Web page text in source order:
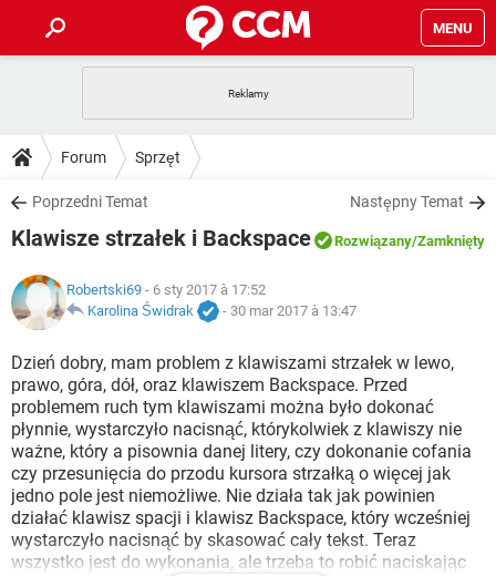
MENU
GRY
SPOTIFY
INSTAGRAM FACEBOOK
WINDOWS 10
PORADY
PlayStation
INSTAGRAM FACEBOOK
WINDOWS 10
DO POBRANIA
ANDROID TIKTOK
GRY
IOS NETFLIX
INSTAGRAM FACEBOOK
WINDOWS 10
COVID-19 TIKTOK
GRY
SPOTIFY NETFLIX
INSTAGRAM FACEBOOK
WINDOWS 10
ARTYKUŁY
COVID-19 TIKTOK
GRY WHATSAPP
SPOTIFY NETFLIX
FACEBOOK
WINDOWS 10
Forum Sprzęt
Poprzedni Temat Następny Temat
Klawisze strzałek i Backspace Rozwiązany/Zamknięty
Robertski69 - 6 sty 2017 à 17:52
Karolina Świdrak
- 30 mar 2017 à 13:47
Dzień dobry, mam problem z klawiszami strzałek w lewo,
prawo, góra, dół, oraz klawiszem Backspace. Przed
problemem ruch tym klawiszami można było dokonać
płynnie, wystarczyło nacisnąć, którykolwiek z klawiszy nie
ważne, który a pisownia danej litery, czy dokonanie cofania
czy przesunięcia do przodu kursora strzałką o więcej jak
jedno pole jest niemożliwe. Nie działa tak jak powinien
działać klawisz spacji i klawisz Backspace, który wcześniej
wystarczyło nacisnąć by skasować cały tekst. Teraz
wszystko jest do wykonania, ale trzeba to robić naciskając